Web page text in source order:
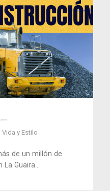
Vida y Estilo
de un millón de
Guaira...